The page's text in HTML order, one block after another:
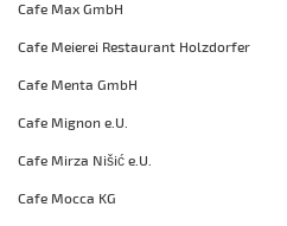
Cafe Max GmbH
Cafe Meierei Restaurant Holzdorfer
Cafe Menta GmbH
Cafe Mignon e.U.
Cafe Mirza Nišić e.U.
Cafe Mocca KG